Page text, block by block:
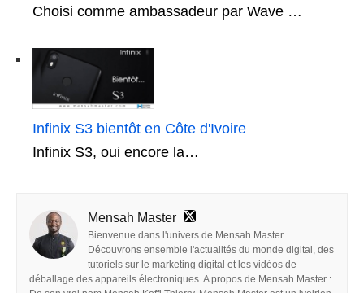
Choisi comme ambassadeur par Wave …
Infinix S3 bientôt en Côte d'Ivoire
Infinix S3, oui encore la…
Mensah Master
Bienvenue dans l'univers de Mensah Master.
Découvrons ensemble l'actualités du monde digital, des
tutoriels sur le marketing digital et les vidéos de
déballage des appareils électroniques. A propos de Mensah Master :